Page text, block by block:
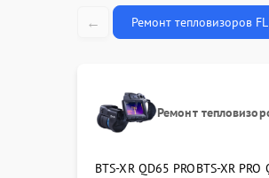
← Ремонт тепловизоров
Ремонт
BTS-XR QD65 PROBTS-XR PRO